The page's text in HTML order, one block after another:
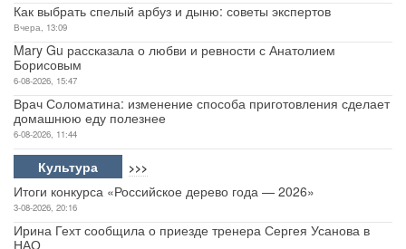
Как выбрать спелый арбуз и дыню: советы экспертов
Вчера, 13:09
Mary Gu рассказала о любви и ревности с Анатолием
Борисовым
6-08-2026, 15:47
Врач Соломатина: изменение способа приготовления сделает
домашнюю еду полезнее
6-08-2026, 11:44
Культура >>>
Итоги конкурса «Российское дерево года — 2026»
3-08-2026, 20:16
Ирина Гехт сообщила о приезде тренера Сергея Усанова в
НАО